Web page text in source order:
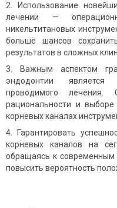
Использование
лечении —
никельтитановых
больше шансов
результатов в сложных
Важным аспектом
эндодонтии является
проводимого лечения.
рациональности и
корневых каналах
Гарантировать
корневых каналов на
обращаясь к
повысить вероятность